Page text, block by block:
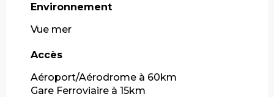
Environnement
Environnement
Vue mer
Accès
Accès
Aéroport/Aérodrome à 60km
Gare Ferroviaire à 15km